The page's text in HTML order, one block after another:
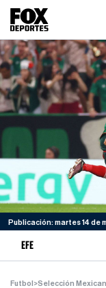
Publicación: martes 14 de
EFE
Futbol >Selección